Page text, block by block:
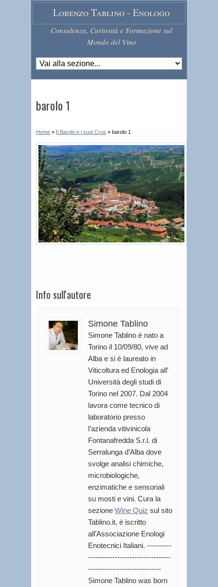
Lorenzo Tablino - Enologo
Consulenza, Curiosità e Formazione sul
Mondo del Vino
barolo 1
Home » Il Barolo e i suoi Crus » barolo 1
Info sull'autore
Simone Tablino
Simone Tablino è nato a
Torino il 10/09/80, vive ad
Alba e si è laureato in
Viticoltura ed Enologia all’
Università degli studi di
Torino nel 2007. Dal 2004
lavora come tecnico di
laboratorio presso
l’azienda vitivinicola
Fontanafredda S.r.l. di
Serralunga d’Alba dove
svolge analisi chimiche,
microbiologiche,
enzimatiche e sensoriali
su mosti e vini. Cura la
sezione Wine Quiz sul sito
Tablino.it, è iscritto
all’Associazione Enologi
Enotecnici Italiani. ----------
----------------------------------
------------------------------
Simone Tablino was born